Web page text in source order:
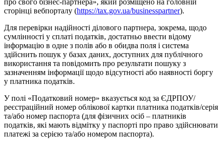
про свого бізнес-партнера», який розміщено на головній
сторінці вебпорталу (https://tax.gov.ua/businesspartner).
Для перевірки надійності ділового партнера, зокрема, щодо
сумлінності у сплаті податків, достатньо ввести відому
інформацію в одне з полів або в обидва поля і система
здійснить пошук у базах даних, доступних для публічного
використання та повідомить про результати пошуку з
зазначенням інформації щодо відсутності або наявності боргу
у платника податків.
У полі «Податковий номер» вказується код за ЄДРПОУ/
реєстраційний номер облікової картки платника податків/серія
та/або номер паспорта (для фізичних осіб – платників
податків, які мають відмітку у паспорті про право здійснювати
платежі за серією та/або номером паспорта).